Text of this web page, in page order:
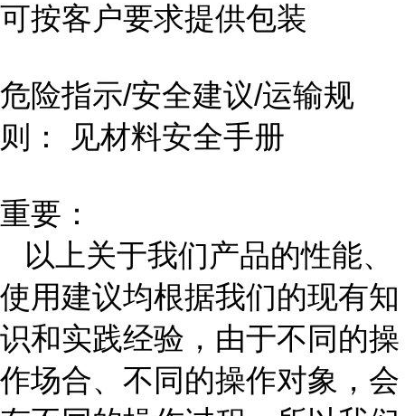
可按客户要求提供包装
危险指示/安全建议/运输规
则： 见材料安全手册
重要：
以上关于我们产品的性能、
使用建议均根据我们的现有知
识和实践经验，由于不同的操
作场合、不同的操作对象，会